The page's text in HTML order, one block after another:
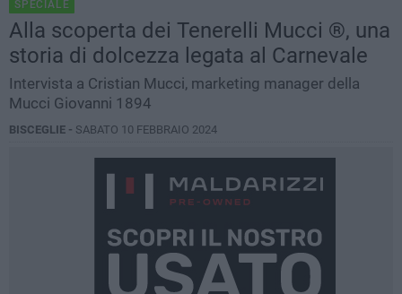
SPECIALE
Alla scoperta dei Tenerelli Mucci ®️, una
storia di dolcezza legata al Carnevale
Intervista a Cristian Mucci, marketing manager della
Mucci Giovanni 1894
BISCEGLIE - SABATO 10 FEBBRAIO 2024